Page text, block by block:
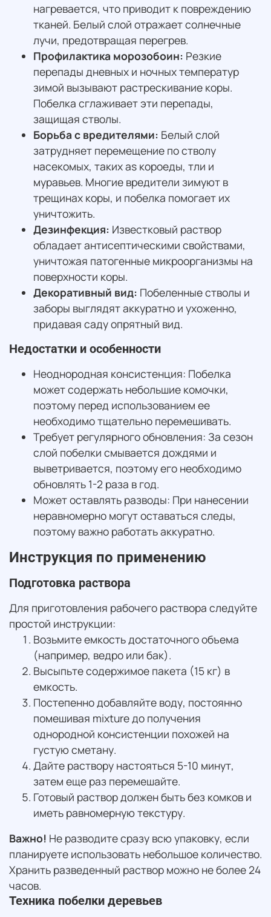
нагревается, что приводит к повреждению
тканей. Белый слой отражает солнечные
лучи, предотвращая перегрев.
Профилактика морозобоин: Резкие
перепады дневных и ночных температур
зимой вызывают растрескивание коры.
Побелка сглаживает эти перепады,
защищая стволы.
Борьба с вредителями: Белый слой
затрудняет перемещение по стволу
насекомых, таких as короеды, тли и
муравьев. Многие вредители зимуют в
трещинах коры, и побелка помогает их
уничтожить.
Дезинфекция: Известковый раствор
обладает антисептическими свойствами,
уничтожая патогенные микроорганизмы на
поверхности коры.
Декоративный вид: Побеленные стволы и
заборы выглядят аккуратно и ухоженно,
придавая саду опрятный вид.
Недостатки и особенности
Неоднородная консистенция: Побелка
может содержать небольшие комочки,
поэтому перед использованием ее
необходимо тщательно перемешивать.
Требует регулярного обновления: За сезон
слой побелки смывается дождями и
выветривается, поэтому его необходимо
обновлять 1-2 раза в год.
Может оставлять разводы: При нанесении
неравномерно могут оставаться следы,
поэтому важно работать аккуратно.
Инструкция по применению
Подготовка раствора
Для приготовления рабочего раствора следуйте
простой инструкции:
Возьмите емкость достаточного объема
(например, ведро или бак).
Высыпьте содержимое пакета (15 кг) в
емкость.
Постепенно добавляйте воду, постоянно
помешивая mixture до получения
однородной консистенции похожей на
густую сметану.
Дайте раствору настояться 5-10 минут,
затем еще раз перемешайте.
Готовый раствор должен быть без комков и
иметь равномерную текстуру.
Важно! Не разводите сразу всю упаковку, если
планируете использовать небольшое количество.
Хранить разведенный раствор можно не более 24
часов.
Техника побелки деревьев